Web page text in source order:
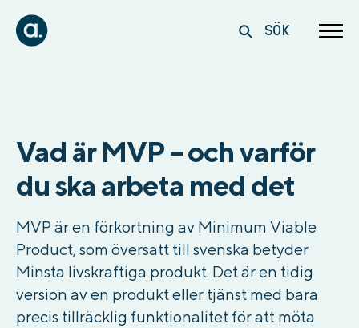
SÖK
Vad är MVP – och varför
du ska arbeta med det
MVP är en förkortning av Minimum Viable
Product, som översatt till svenska betyder
Minsta livskraftiga produkt. Det är en tidig
version av en produkt eller tjänst med bara
precis tillräcklig funktionalitet för att möta